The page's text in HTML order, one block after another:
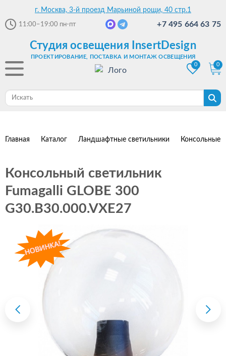
г. Москва, 3-й проезд Марьиной рощи, 40 стр.1
11:00–19:00 пн-пт +7 495 664 63 75
Студия освещения InsertDesign
ПРОЕКТИРОВАНИЕ, ПОСТАВКА И МОНТАЖ ОСВЕЩЕНИЯ
0
0
Главная Каталог Ландшафтные светильники Консольные
Консольный светильник
Fumagalli GLOBE 300
G30.B30.000.VXE27